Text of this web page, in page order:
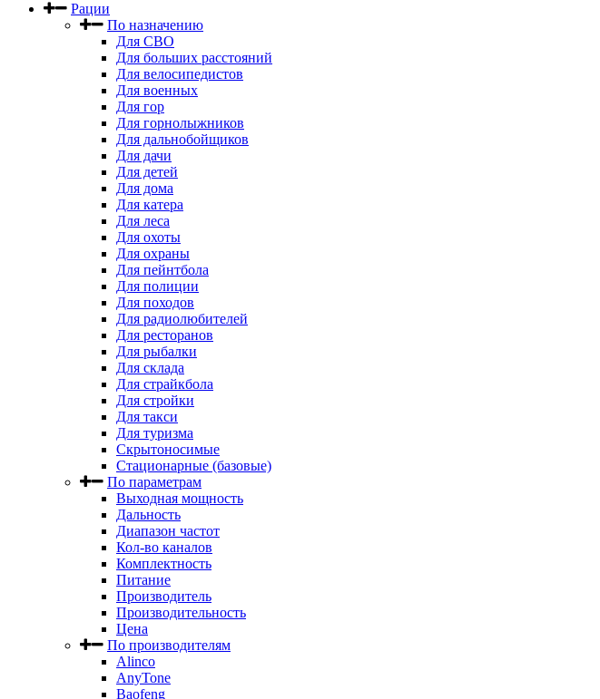
Рации
По назначению
Для СВО
Для больших расстояний
Для велосипедистов
Для военных
Для гор
Для горнолыжников
Для дальнобойщиков
Для дачи
Для детей
Для дома
Для катера
Для леса
Для охоты
Для охраны
Для пейнтбола
Для полиции
Для походов
Для радиолюбителей
Для ресторанов
Для рыбалки
Для склада
Для страйкбола
Для стройки
Для такси
Для туризма
Скрытоносимые
Стационарные (базовые)
По параметрам
Выходная мощность
Дальность
Диапазон частот
Кол-во каналов
Комплектность
Питание
Производитель
Производительность
Цена
По производителям
Alinco
AnyTone
Baofeng